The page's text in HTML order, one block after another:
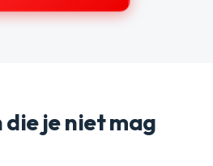
die je niet mag